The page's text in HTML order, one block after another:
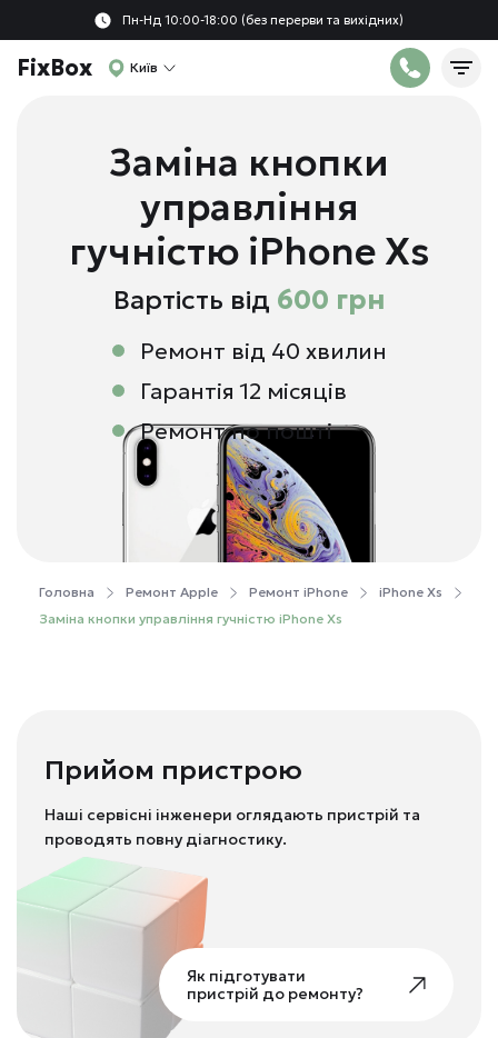
Пн-Нд 10:00-18:00 (без перерви та вихідних)
FixBox Київ
Заміна кнопки
управління
гучністю iPhone Xs
Вартість від 600 грн
Ремонт від 40 хвилин
Гарантія 12 місяців
Ремонт по пошті
Головна Ремонт Apple Ремонт iPhone
iPhone Xs
Заміна кнопки управління гучністю iPhone Xs
Прийом пристрою
Наші сервісні інженери оглядають пристрій та
проводять повну діагностику.
Як підготувати
пристрій до ремонту?